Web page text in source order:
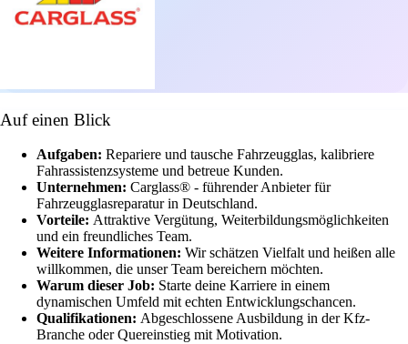
Auf einen Blick
Aufgaben: Repariere und tausche Fahrzeugglas, kalibriere
Fahrassistenzsysteme und betreue Kunden.
Unternehmen: Carglass® - führender Anbieter für
Fahrzeugglasreparatur in Deutschland.
Vorteile: Attraktive Vergütung, Weiterbildungsmöglichkeiten
und ein freundliches Team.
Weitere Informationen: Wir schätzen Vielfalt und heißen alle
willkommen, die unser Team bereichern möchten.
Warum dieser Job: Starte deine Karriere in einem
dynamischen Umfeld mit echten Entwicklungschancen.
Qualifikationen: Abgeschlossene Ausbildung in der Kfz-
Branche oder Quereinstieg mit Motivation.